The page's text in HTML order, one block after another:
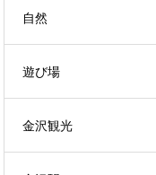
自然
遊び場
金沢観光